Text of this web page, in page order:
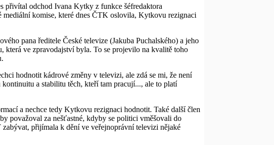
přivítal odchod Ivana Kytky z funkce šéfredaktora
komise, které dnes ČTK oslovila, Kytkovu rezignaci
pana ředitele České televize (Jakuba Puchalského) a jeho
která ve zpravodajství byla. To se projevilo na kvalitě toho
hodnotit kádrové změny v televizi, ale zdá se mi, že není
a stabilitu těch, kteří tam pracují..., ale to platí
a nechce tedy Kytkovu rezignaci hodnotit. Také další člen
považoval za nešťastné, kdyby se politici vměšovali do
přijímala k dění ve veřejnoprávní televizi nějaké